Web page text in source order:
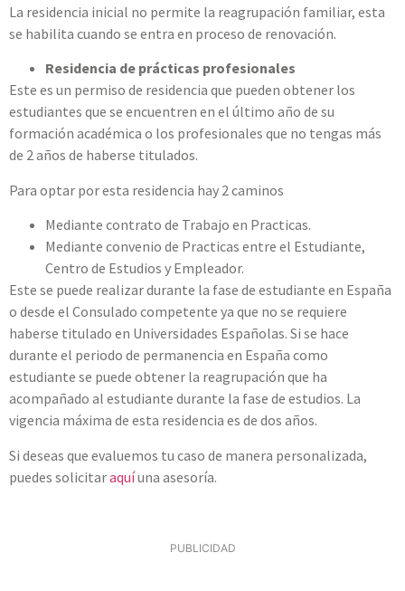
La residencia inicial no permite la reagrupación familiar, esta
se habilita cuando se entra en proceso de renovación.
Residencia de prácticas profesionales
Este es un permiso de residencia que pueden obtener los
estudiantes que se encuentren en el último año de su
formación académica o los profesionales que no tengas más
de 2 años de haberse titulados.
Para optar por esta residencia hay 2 caminos
Mediante contrato de Trabajo en Practicas.
Mediante convenio de Practicas entre el Estudiante,
Centro de Estudios y Empleador.
Este se puede realizar durante la fase de estudiante en España
o desde el Consulado competente ya que no se requiere
haberse titulado en Universidades Españolas. Si se hace
durante el periodo de permanencia en España como
estudiante se puede obtener la reagrupación que ha
acompañado al estudiante durante la fase de estudios. La
vigencia máxima de esta residencia es de dos años.
Si deseas que evaluemos tu caso de manera personalizada,
puedes solicitaraquíuna asesoría.
PUBLICIDAD